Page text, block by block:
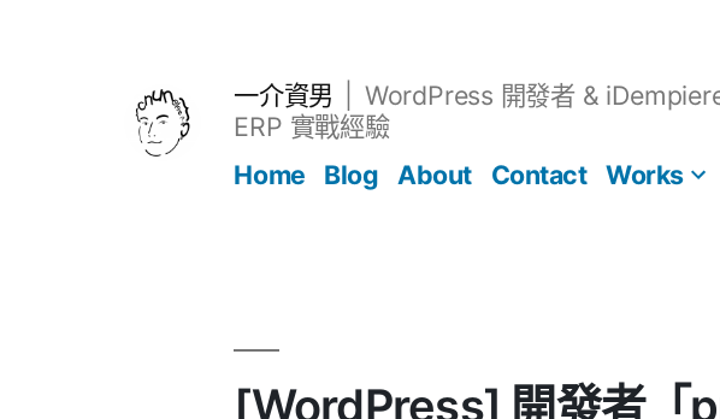
一介資男
WordPress 開發者 &
ERP 實戰經驗
Home
Blog About Contact Works
[WordPress] 開發者「